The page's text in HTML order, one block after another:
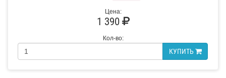
Цена:
1 390
Кол-во:
КУПИТЬ